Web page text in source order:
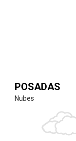
POSADAS
Nubes